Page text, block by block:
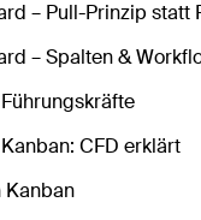
– Pull-Prinzip statt
– Spalten &
CFD erklärt
Kanban